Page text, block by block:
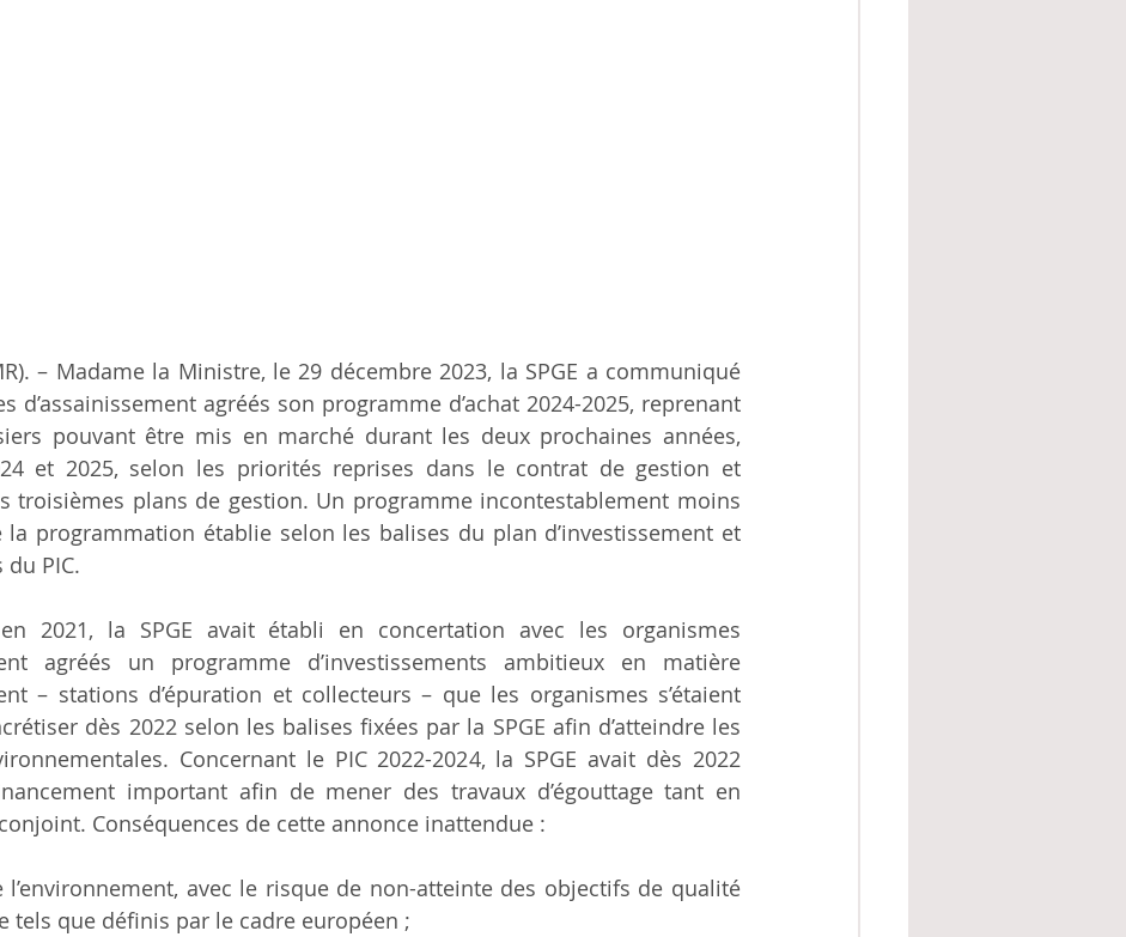
– Madame la Ministre, le 29 décembre 2023, la SPGE a communiqué
d’assainissement agréés son programme d’achat 2024-2025, reprenant
pouvant être mis en marché durant les deux prochaines années,
et 2025, selon les priorités reprises dans le contrat de gestion et
troisièmes plans de gestion. Un programme incontestablement moins
la programmation établie selon les balises du plan d’investissement et
PIC.
2021, la SPGE avait établi en concertation avec les organismes
agréés un programme d’investissements ambitieux en matière
– stations d’épuration et collecteurs – que les organismes s’étaient
dès 2022 selon les balises fixées par la SPGE afin d’atteindre les
Concernant le PIC 2022-2024, la SPGE avait dès 2022
important afin de mener des travaux d’égouttage tant en
Conséquences de cette annonce inattendue :
l’environnement, avec le risque de non-atteinte des objectifs de qualité
tels que définis par le cadre européen ;